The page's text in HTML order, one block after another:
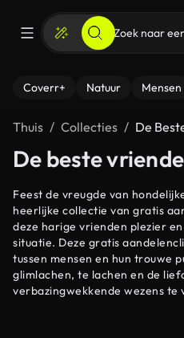
Coverr+ Natuur Mensen
Thuis Collecties De
De beste
Feest de vreugde van
heerlijke collectie van gratis
deze harige vrienden plezier
situatie. Deze gratis
tussen mensen en hun trouwe
glimlachen, te lachen en de
verbazingwekkende wezens te